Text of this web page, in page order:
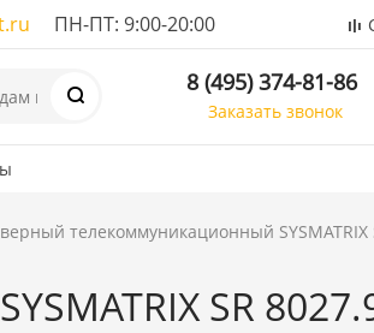
ПН-ПТ: 9:00-20:00
8 (495) 374-81-86
Заказать звонок
телекоммуникационный
SR